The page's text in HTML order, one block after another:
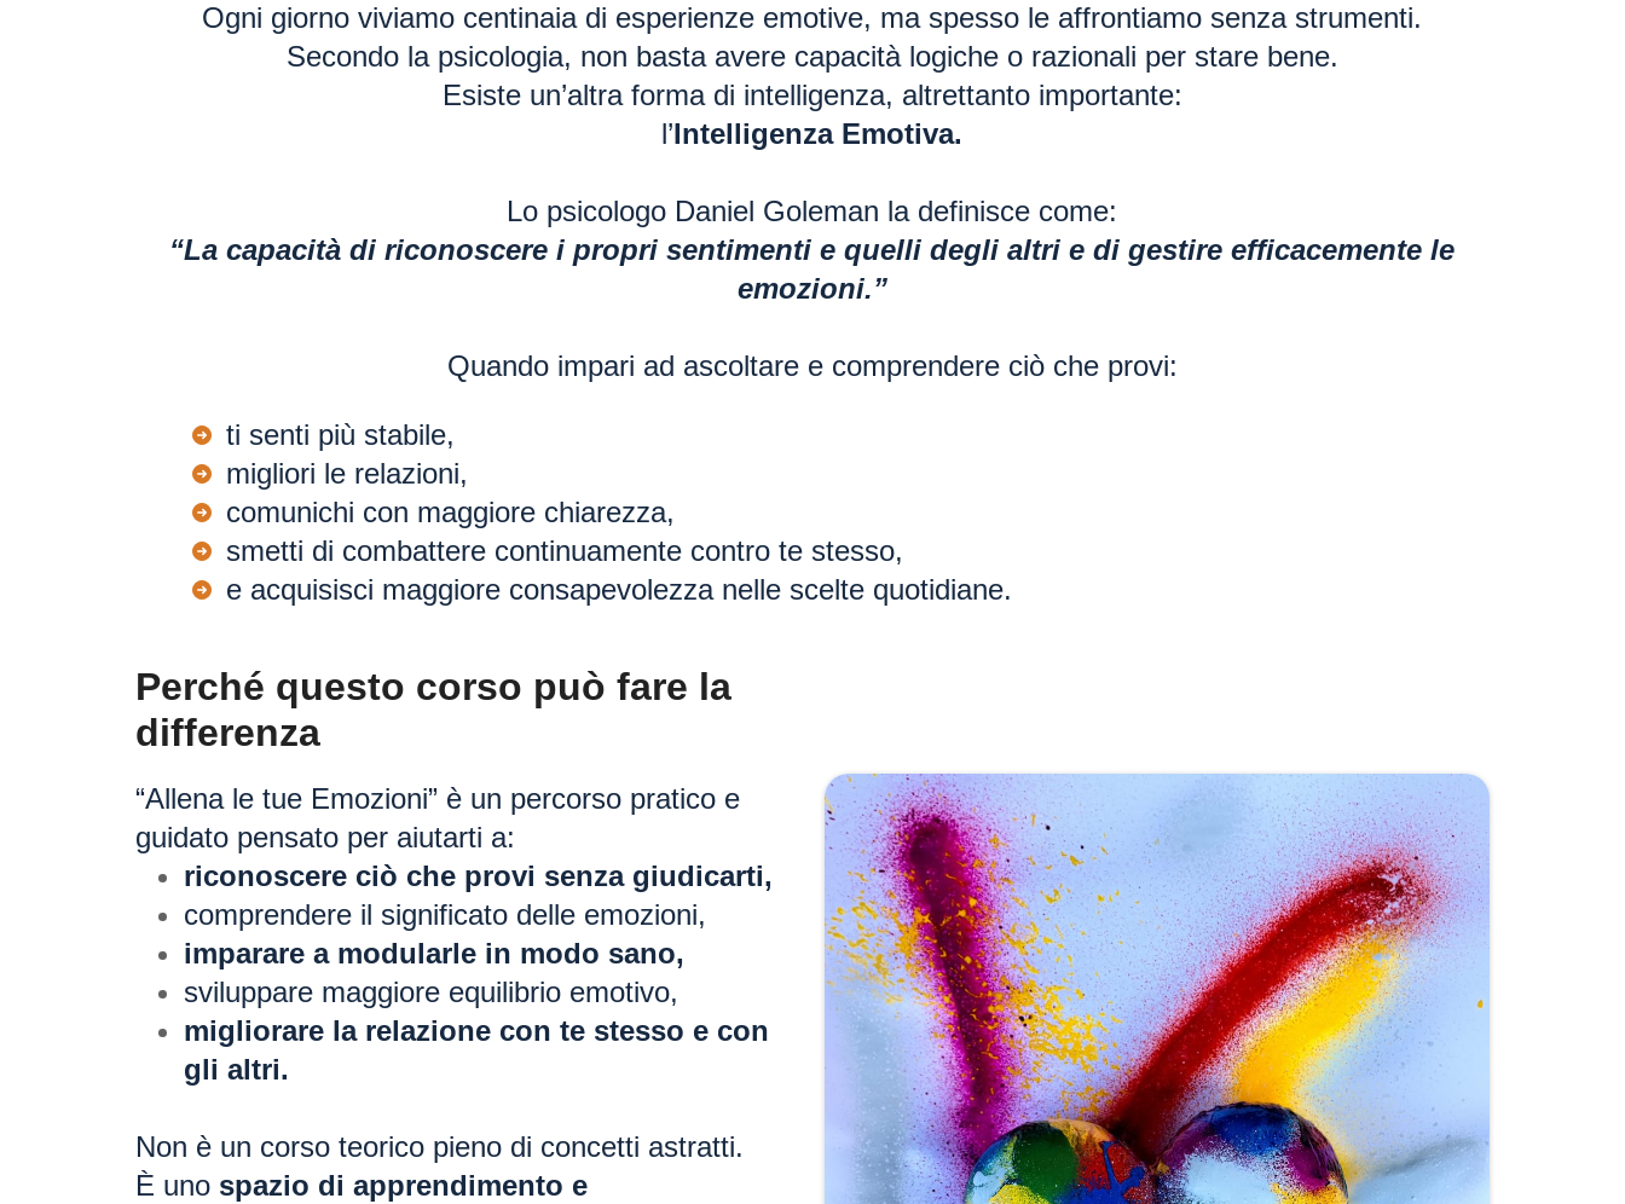
Ogni giorno viviamo centinaia di esperienze emotive, ma spesso le affrontiamo senza strumenti.
Secondo la psicologia, non basta avere capacità logiche o razionali per stare bene.
Esiste un’altra forma di intelligenza, altrettanto importante:
l’Intelligenza Emotiva.
Lo psicologo Daniel Goleman la definisce come:
“La capacità di riconoscere i propri sentimenti e quelli degli altri e di gestire efficacemente le
emozioni.”
Quando impari ad ascoltare e comprendere ciò che provi:
ti senti più stabile,
migliori le relazioni,
comunichi con maggiore chiarezza,
smetti di combattere continuamente contro te stesso,
e acquisisci maggiore consapevolezza nelle scelte quotidiane.
Perché questo corso può fare la
differenza
“Allena le tue Emozioni” è un percorso pratico e
guidato pensato per aiutarti a:
riconoscere ciò che provi senza giudicarti,
comprendere il significato delle emozioni,
imparare a modularle in modo sano,
sviluppare maggiore equilibrio emotivo,
migliorare la relazione con te stesso e con
gli altri.
Non è un corso teorico pieno di concetti astratti.
È uno spazio di apprendimento e